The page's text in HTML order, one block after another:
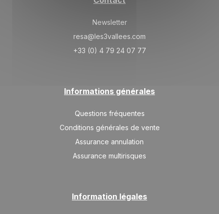
Newsletter
resa@les3vallees.com
+33 (0) 4 79 24 07 77
Informations générales
Questions fréquentes
Conditions générales de vente
Assurance annulation
Assurance multirisques
Information légales